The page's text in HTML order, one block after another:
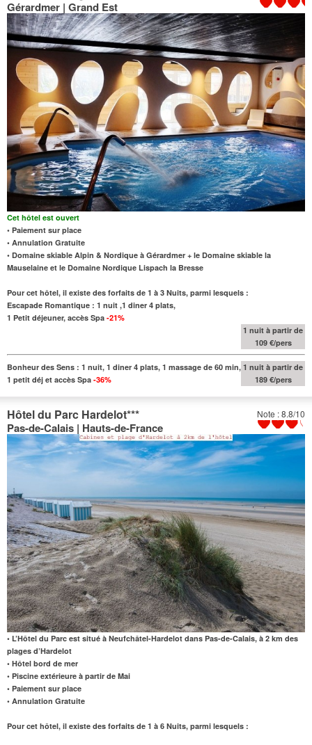
Gérardmer | Grand Est
Cet hôtel est ouvert
• Paiement sur place
• Annulation Gratuite
• Domaine skiable Alpin & Nordique à Gérardmer + le Domaine skiable la
Mauselaine et le Domaine Nordique Lispach la Bresse
Pour cet hôtel, il existe des forfaits de 1 à 3 Nuits, parmi lesquels :
Escapade Romantique : 1 nuit ,1 diner 4 plats,
1 Petit déjeuner, accès Spa -21%
1 nuit à partir de
109 €/pers
Bonheur des Sens : 1 nuit, 1 diner 4 plats, 1 massage de 60 min,
1 petit déj et accès Spa -36%
1 nuit à partir de
189 €/pers
Note : 8.8/10
Hôtel du Parc Hardelot***
Pas-de-Calais | Hauts-de-France
• L’Hôtel du Parc est situé à Neufchâtel-Hardelot dans Pas-de-Calais, à 2 km des
plages d’Hardelot
• Hôtel bord de mer
• Piscine extérieure à partir de Mai
• Paiement sur place
• Annulation Gratuite
Pour cet hôtel, il existe des forfaits de 1 à 6 Nuits, parmi lesquels :